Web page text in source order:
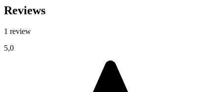
Reviews
1 review
5,0